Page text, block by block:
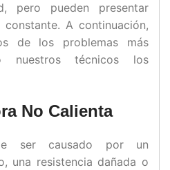
pero pueden presentar
A continuación,
de los problemas más
nuestros técnicos los
No Calienta
ser causado por un
una resistencia dañada o